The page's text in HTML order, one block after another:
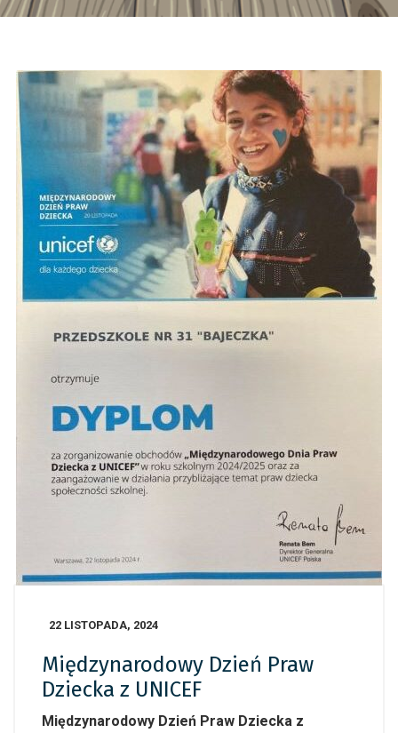
22 LISTOPADA, 2024
Międzynarodowy Dzień Praw
Dziecka z UNICEF
Międzynarodowy Dzień Praw Dziecka z